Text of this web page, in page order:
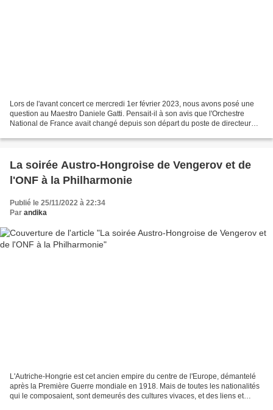
Lors de l'avant concert ce mercredi 1er février 2023, nous avons posé une
question au Maestro Daniele Gatti. Pensait-il à son avis que l'Orchestre
National de France avait changé depuis son départ du poste de directeur
La soirée Austro-Hongroise de Vengerov et de
l'ONF à la Philharmonie
Publié le 25/11/2022 à 22:34
Par andika
L'Autriche-Hongrie est cet ancien empire du centre de l'Europe, démantelé
après la Première Guerre mondiale en 1918. Mais de toutes les nationalités
qui le composaient, sont demeurés des cultures vivaces, et des liens et